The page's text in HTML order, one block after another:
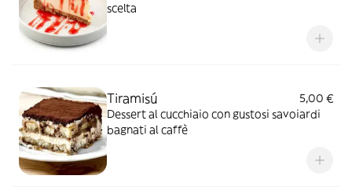
scelta
Tiramisú
5,00 €
Dessert al cucchiaio con gustosi savoiardi
bagnati al caffè